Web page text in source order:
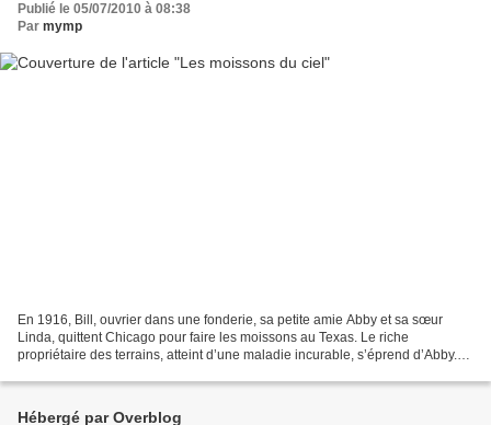
Publié le 05/07/2010 à 08:38
Par mymp
En 1916, Bill, ouvrier dans une fonderie, sa petite amie Abby et sa sœur
Linda, quittent Chicago pour faire les moissons au Texas. Le riche
propriétaire des terrains, atteint d’une maladie incurable, s’éprend d’Abby.
Hébergé par Overblog